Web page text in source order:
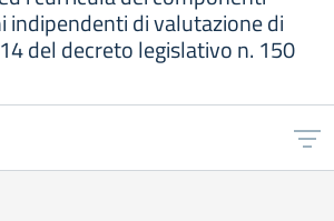
indipendenti di valutazione di
del decreto legislativo n. 150